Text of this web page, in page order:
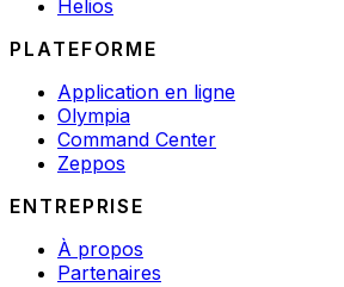
Helios
PLATEFORME
Application en ligne
Olympia
Command Center
Zeppos
ENTREPRISE
À propos
Partenaires